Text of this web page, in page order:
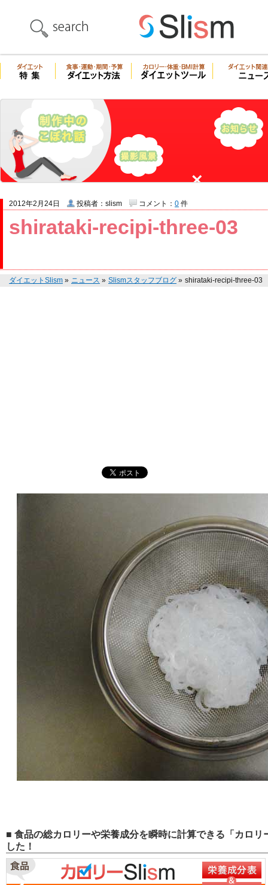
shirataki-recipi-three-03
2012年2月24日 投稿者：slism コメント： 0 件
ダイエットSlism » ニュース » Slismスタッフブログ » shirataki-recipi-three-03
■ 食品の総カロリーや栄養成分を瞬時に計算できる「カロ
した！